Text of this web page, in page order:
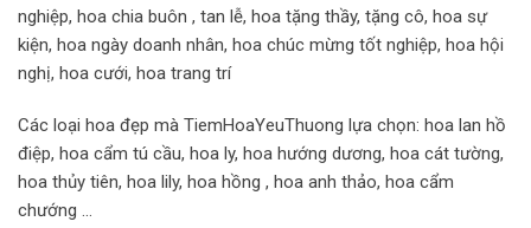
nghiệp, hoa chia buôn , tan lễ, hoa tặng thầy, tặng cô, hoa sự
kiện, hoa ngày doanh nhân, hoa chúc mừng tốt nghiệp, hoa hội
nghị, hoa cưới, hoa trang trí
Các loại hoa đẹp mà TiemHoaYeuThuong lựa chọn: hoa lan hồ
điệp, hoa cẩm tú cầu, hoa ly, hoa hướng dương, hoa cát tường,
hoa thủy tiên, hoa lily, hoa hồng , hoa anh thảo, hoa cẩm
chướng …